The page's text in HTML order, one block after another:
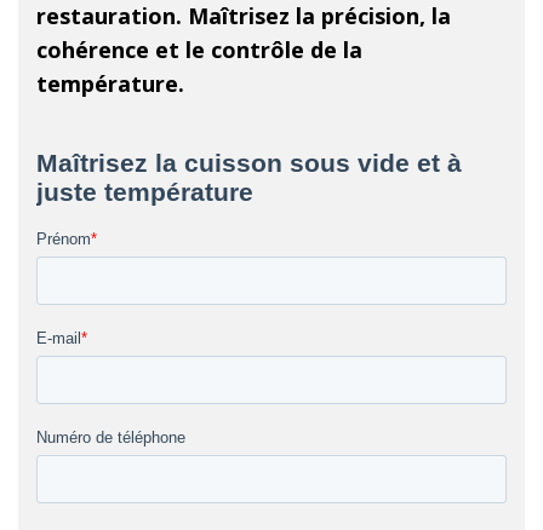
restauration. Maîtrisez la précision, la
cohérence et le contrôle de la
température.